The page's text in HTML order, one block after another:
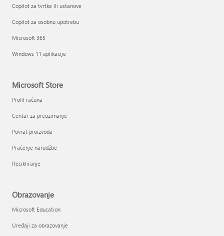
Copilot za tvrtke ili ustanove
Copilot za osobnu upotrebu
Microsoft 365
Windows 11 aplikacije
Microsoft Store
Profil računa
Centar za preuzimanje
Povrat proizvoda
Praćenje narudžbe
Recikliranje
Obrazovanje
Microsoft Education
Uređaji za obrazovanje